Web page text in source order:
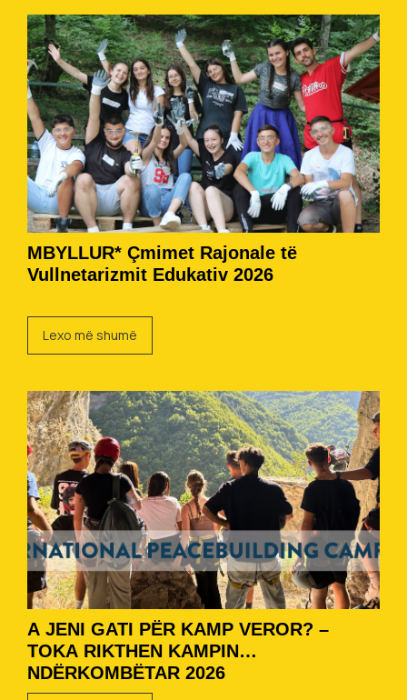
MBYLLUR* Çmimet Rajonale të
Vullnetarizmit Edukativ 2026
Lexo më shumë
A JENI GATI PËR KAMP VEROR? –
TOKA RIKTHEN KAMPIN
NDËRKOMBËTAR 2026